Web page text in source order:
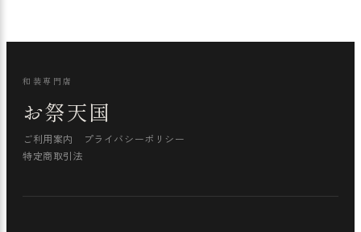
和装専門店
お祭天国
ご利用案内
特定商取引法
プライバシーポリシー